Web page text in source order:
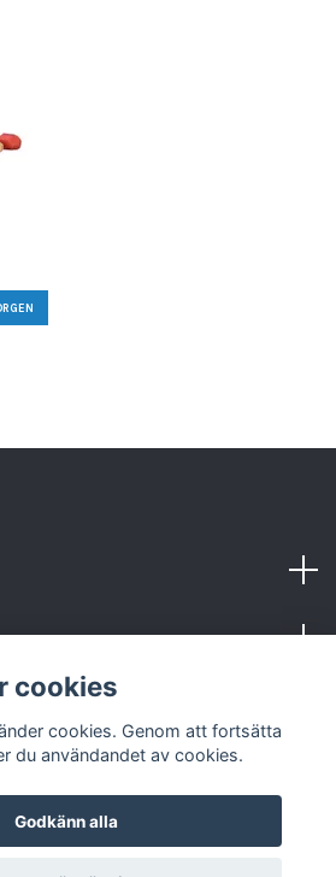
cookies
cookies. Genom att fortsätta
du användandet av cookies.
Godkänn alla